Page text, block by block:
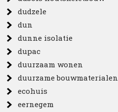
dudzele
dun
dunne isolatie
dupac
duurzaam wonen
duurzame bouwmaterialen
ecohuis
eernegem